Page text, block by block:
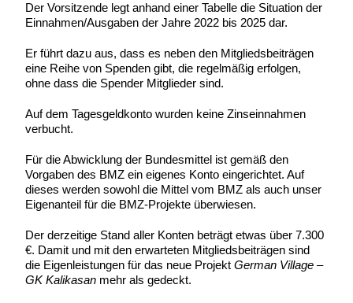
Der Vorsitzende legt anhand einer Tabelle die Situation der
Einnahmen/Ausgaben der Jahre 2022 bis 2025 dar.
Er führt dazu aus, dass es neben den Mitgliedsbeiträgen
eine Reihe von Spenden gibt, die regelmäßig erfolgen,
ohne dass die Spender Mitglieder sind.
Auf dem Tagesgeldkonto wurden keine Zinseinnahmen
verbucht.
Für die Abwicklung der Bundesmittel ist gemäß den
Vorgaben des BMZ ein eigenes Konto eingerichtet. Auf
dieses werden sowohl die Mittel vom BMZ als auch unser
Eigenanteil für die BMZ-Projekte überwiesen.
Der derzeitige Stand aller Konten beträgt etwas über 7.300
€. Damit und mit den erwarteten Mitgliedsbeiträgen sind
die Eigenleistungen für das neue ProjektGerman Village –
GK Kalikasan mehr als gedeckt.